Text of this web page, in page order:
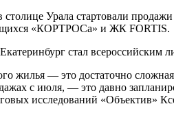
столице Урала стартовали
«КОРТРОСа» и ЖК FORTIS.
стал всероссийским
жилья — это достаточно
с июля, — это давно
исследований «Объектив»